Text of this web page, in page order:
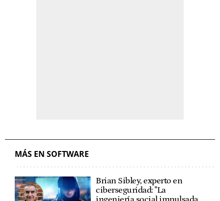
MÁS EN SOFTWARE
Brian Sibley, experto en
ciberseguridad: "La